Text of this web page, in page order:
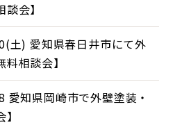
会】
土) 愛知県春日井市にて外
相談会】
愛知県岡崎市で外壁塗装・